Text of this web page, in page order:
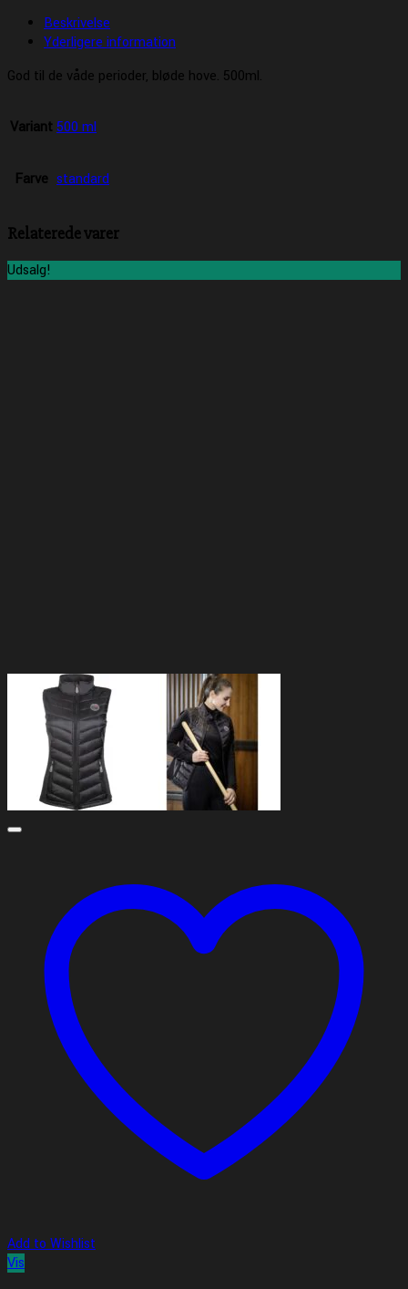
Beskrivelse
Yderligere information
God til de våde perioder, bløde hove. 500ml.
Variant 500 ml
Farve standard
Relaterede varer
Udsalg!
Add to Wishlist
Vis